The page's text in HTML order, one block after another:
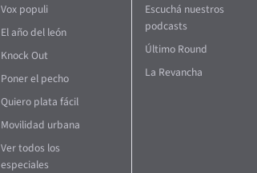
Vox populi
El año del león
Knock Out
Poner el pecho
Quiero plata fácil
Movilidad urbana
Ver todos los
especiales
Escuchá nuestros
podcasts
Último Round
La Revancha